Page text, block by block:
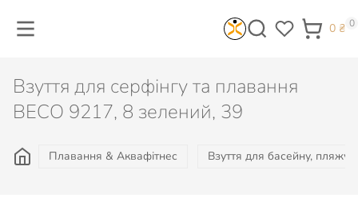
0 ₴ 0
Взуття для серфінгу та плавання
BECO 9217, 8 зелений, 39
Плавання & Аквафітнес Взуття для басейну, пляжу,